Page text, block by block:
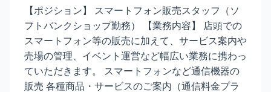
【ポジション】 スマートフォン販売スタッフ（ソ
フトバンクショップ勤務） 【業務内容】 店頭での
スマートフォン等の販売に加えて、サービス案内や
売場の管理、イベント運営など幅広い業務に携わっ
ていただきます。 スマートフォンなど通信機器の
販売 各種商品・サービスのご案内（通信料金プラ